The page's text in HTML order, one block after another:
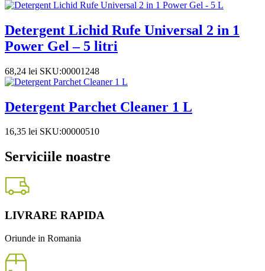
Detergent Lichid Rufe Universal 2 in 1
Power Gel – 5 litri
68,24 lei SKU:00001248
Detergent Parchet Cleaner 1 L
16,35 lei SKU:00000510
Serviciile noastre
LIVRARE RAPIDA
Oriunde in Romania